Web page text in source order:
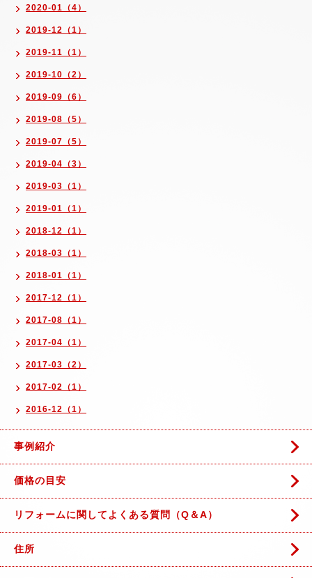
2020-01（4）
2019-12（1）
2019-11（1）
2019-10（2）
2019-09（6）
2019-08（5）
2019-07（5）
2019-04（3）
2019-03（1）
2019-01（1）
2018-12（1）
2018-03（1）
2018-01（1）
2017-12（1）
2017-08（1）
2017-04（1）
2017-03（2）
2017-02（1）
2016-12（1）
事例紹介
価格の目安
リフォームに関してよくある質問（Q＆A）
住所